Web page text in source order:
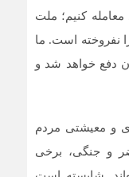
کنیم؛ ملت
نفروخته است. ما
دفع خواهد شد و
و معیشتی مردم
و جنگی، برخی